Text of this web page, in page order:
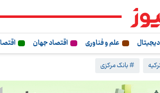
دیجیتال علم و فناوری اقتصاد جهان
# بانک مرکزی